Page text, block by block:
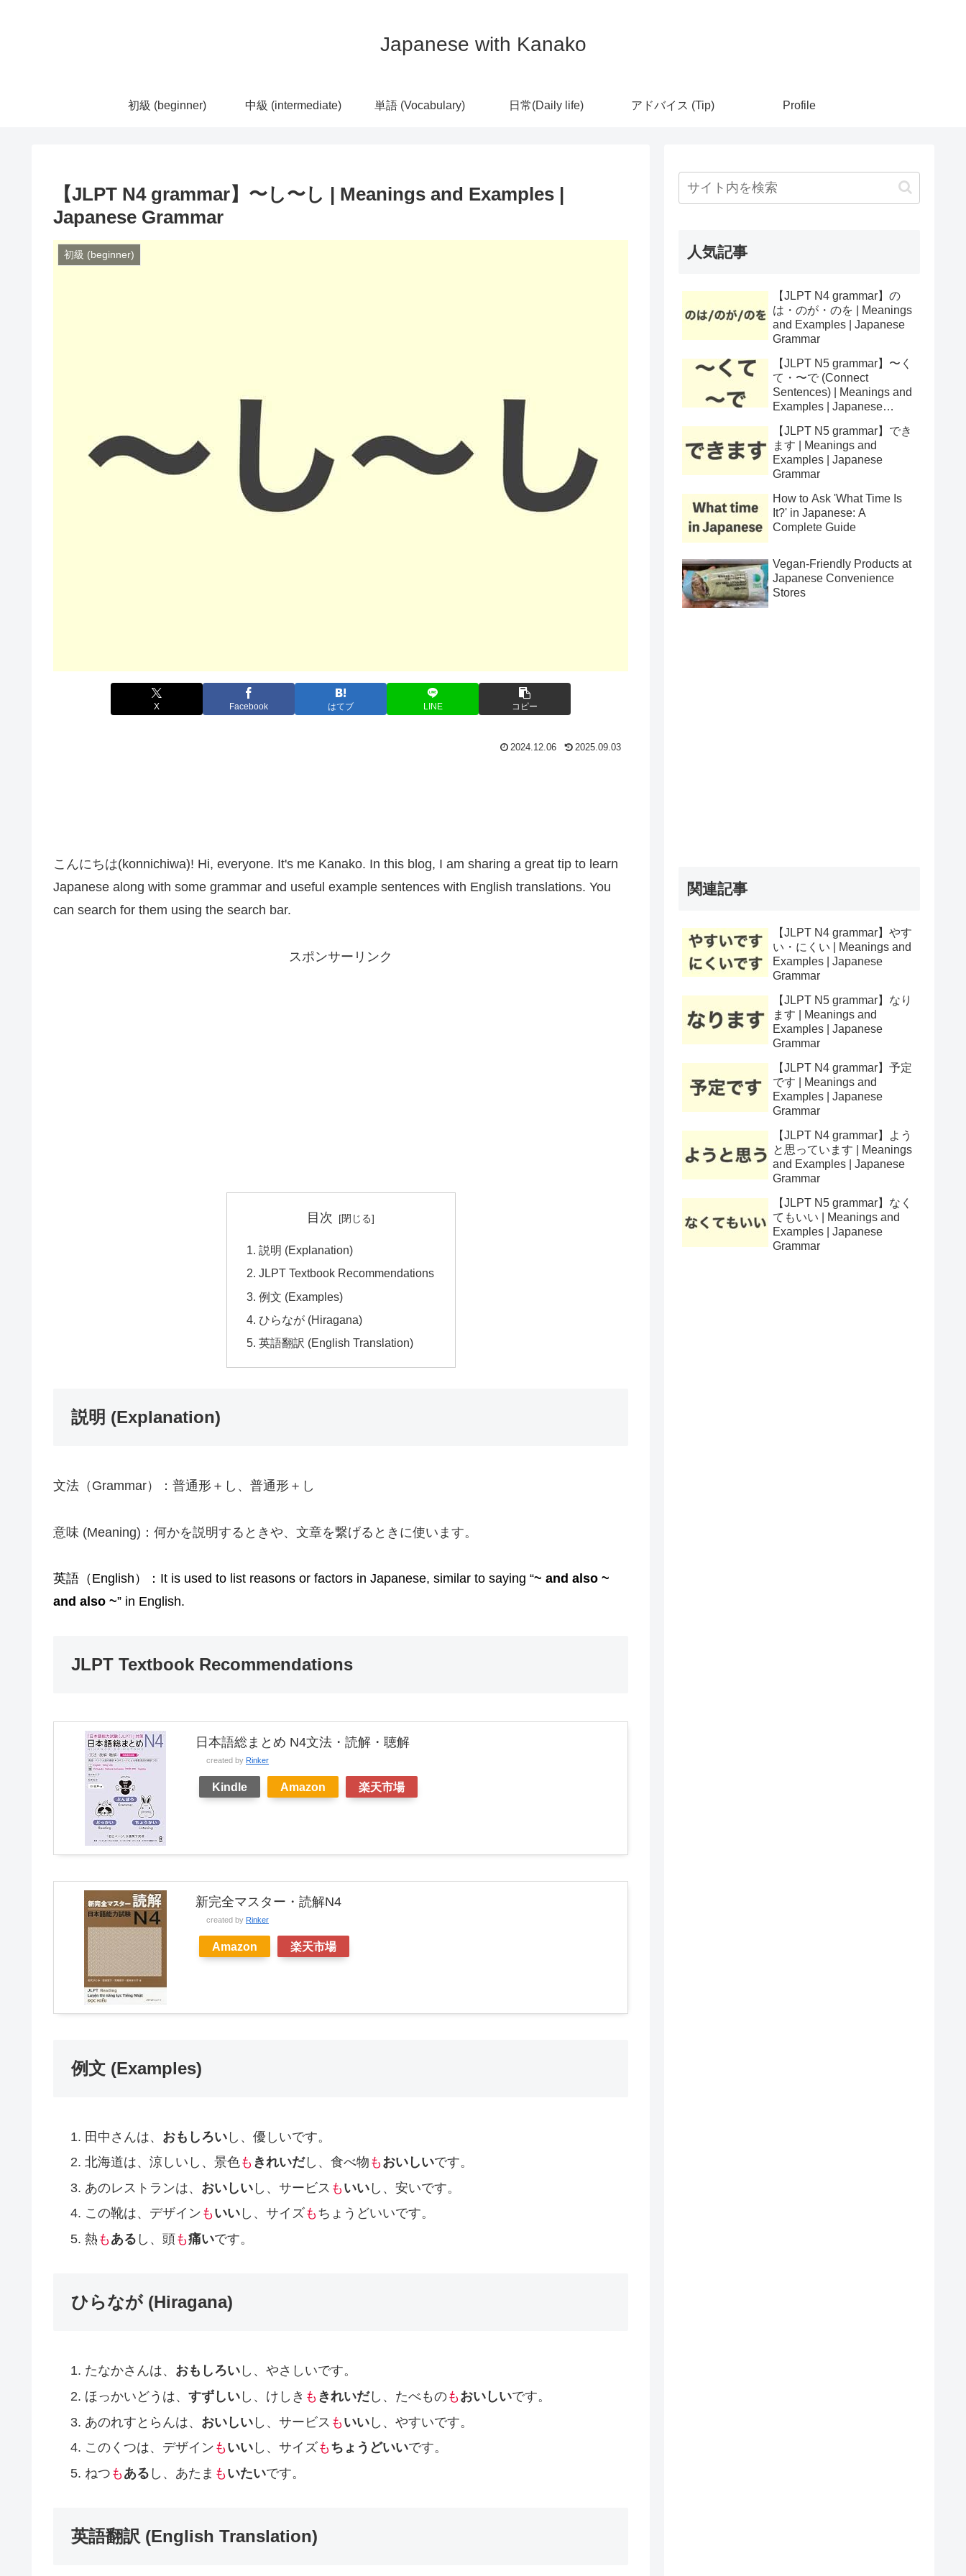
Japanese with Kanako
初級 (beginner) 中級 (intermediate) 単語 (Vocabulary) 日常(Daily life) アドバイス (Tip) Profile
【JLPT N4 grammar】〜し〜し | Meanings and Examples |
Japanese Grammar
初級 (beginner)
X Facebook はてブ LINE コピー
2024.12.06 2025.09.03
こんにちは(konnichiwa)! Hi, everyone. It's me Kanako. In this blog, I am sharing a great tip to learn
Japanese along with some grammar and useful example sentences with English translations. You
can search for them using the search bar.
スポンサーリンク
目次
説明 (Explanation)
JLPT Textbook Recommendations
例文 (Examples)
ひらなが (Hiragana)
英語翻訳 (English Translation)
説明 (Explanation)
文法（Grammar）：普通形＋し、普通形＋し
意味 (Meaning)：何かを説明するときや、文章を繋げるときに使います。
英語（English）：It is used to list reasons or factors in Japanese, similar to saying “~ and also ~
and also ~” in English.
JLPT Textbook Recommendations
日本語総まとめ N4文法・読解・聴解
created by Rinker
Kindle Amazon 楽天市場
新完全マスター・読解N4
created by Rinker
Amazon 楽天市場
例文 (Examples)
田中さんは、 おもしろいし、優しいです。
北海道は、涼しいし、景色も きれいだし、食べ物 もおいしいです。
あのレストランは、 おいしいし、サービス もいいし、安いです。
この靴は、デザイン もいいし、サイズもちょうどいいです。
熱 もある し、頭も痛いです。
ひらなが (Hiragana)
たなかさんは、 おもしろいし、やさしいです。
ほっかいどうは、 すずしいし、けしき も きれいだし、たべものもおいしいです。
あのれすとらんは、 おいしいし、サービス もいいし、やすいです。
このくつは、デザイン もいいし、サイズもちょうどいいです。
ねつ もある し、あたま もいたいです。
英語翻訳 (English Translation)
人気記事
【JLPT N4 grammar】の
は・のが・のを | Meanings
and Examples | Japanese
Grammar
【JLPT N5 grammar】〜く
て・〜で (Connect
Sentences) | Meanings and
Examples | Japanese
【JLPT N5 grammar】でき
ます | Meanings and
Examples | Japanese
Grammar
How to Ask 'What Time Is
It?' in Japanese: A
Complete Guide
Vegan-Friendly Products at
Japanese Convenience
Stores
関連記事
【JLPT N4 grammar】やす
い・にくい | Meanings and
Examples | Japanese
Grammar
【JLPT N5 grammar】なり
ます | Meanings and
Examples | Japanese
Grammar
【JLPT N4 grammar】予定
です | Meanings and
Examples | Japanese
Grammar
【JLPT N4 grammar】よう
と思っています | Meanings
and Examples | Japanese
Grammar
【JLPT N5 grammar】なく
てもいい | Meanings and
Examples | Japanese
Grammar